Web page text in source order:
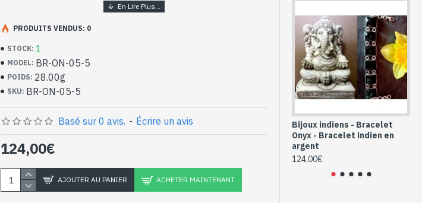
Bijoux indiens artisanaux – Bracelet
argent massif et Onyx
- Bracelet en argent véritable 925/1000
- Fait à la main à Jaipur ( INDE )
- Composé de 6 pierres onyx, facettées à la main, serties sur une
monture en argent massif
- Longueur totale du bracelet : 20.5cm approx
- Taille des pierres : 15mm x 11mm approx
Bracelet indien argent et Onyx naturelle
(BR-ON-05-5)
STOCK: 1
MODEL: BR-ON-05-5
POIDS: 28.00g
SKU: BR-ON-05-5
PRODUITS VENDUS: 0
Basé sur 0 avis. - Écrire un avis
124,00€
AJOUTER AU PANIER ACHETER MAINTENANT
Bijoux indiens - Bracelet
Onyx - Bracelet indien en
argent
124,00€